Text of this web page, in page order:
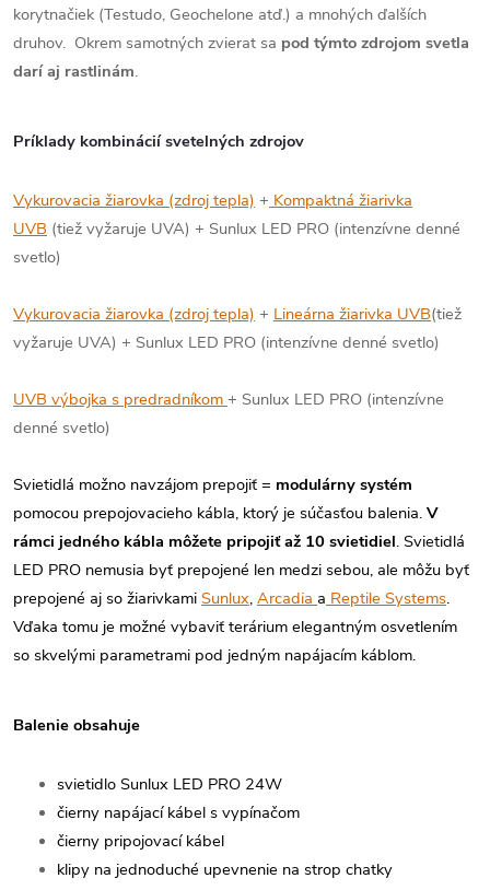
korytnačiek (Testudo, Geochelone atď.) a mnohých ďalších
druhov. Okrem samotných zvierat sa pod týmto zdrojom svetla
darí aj rastlinám.
Príklady kombinácií svetelných zdrojov
Vykurovacia žiarovka (zdroj tepla) + Kompaktná žiarivka
UVB (tiež vyžaruje UVA) + Sunlux LED PRO (intenzívne denné
svetlo)
Vykurovacia žiarovka (zdroj tepla) + Lineárna žiarivka UVB(tiež
vyžaruje UVA) + Sunlux LED PRO (intenzívne denné svetlo)
UVB výbojka s predradníkom + Sunlux LED PRO (intenzívne
denné svetlo)
Svietidlá možno navzájom prepojiť = modulárny systém
pomocou prepojovacieho kábla, ktorý je súčasťou balenia. V
rámci jedného kábla môžete pripojiť až 10 svietidiel. Svietidlá
LED PRO nemusia byť prepojené len medzi sebou, ale môžu byť
prepojené aj so žiarivkami Sunlux, Arcadia a Reptile Systems.
Vďaka tomu je možné vybaviť terárium elegantným osvetlením
so skvelými parametrami pod jedným napájacím káblom.
Balenie obsahuje
svietidlo Sunlux LED PRO 24W
čierny napájací kábel s vypínačom
čierny pripojovací kábel
klipy na jednoduché upevnenie na strop chatky